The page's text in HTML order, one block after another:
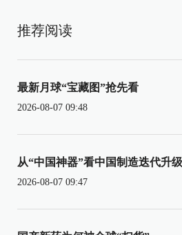
推荐阅读
最新月球“宝藏图”抢先看
2026-08-07 09:48
从“中国神器”看中国制造迭代升级
2026-08-07 09:47